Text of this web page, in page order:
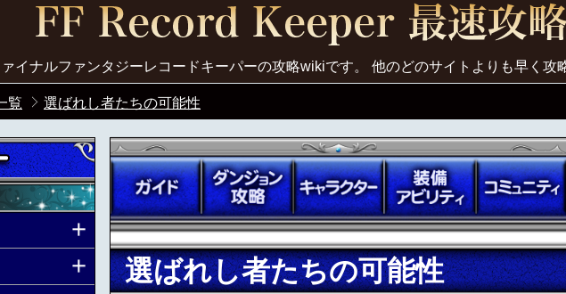
イナルファンタジーレコードキーパーの攻略wikiです。 他のどのサイトよりも早く攻
覧 選ばれし者たちの可能性
選ばれし者たちの可能性